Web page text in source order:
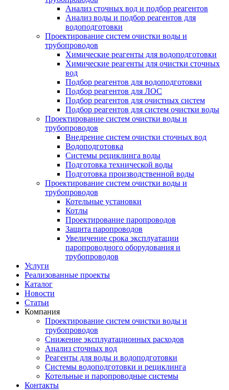
Анализ сточных вод и подбор реагентов
Анализ воды и подбор реагентов для
водоподготовки
Проектирование систем очистки воды и
трубопроводов
Химические реагенты для водоподготовки
Химические реагенты для очистки сточных
вод
Подбор реагентов для водоподготовки
Подбор реагентов для ЛОС
Подбор реагентов для очистных систем
Подбор реагентов для систем очистки воды
Проектирование систем очистки воды и
трубопроводов
Внедрение систем очистки сточных вод
Водоподготовка
Системы рециклинга воды
Подготовка технической воды
Подготовка производственной воды
Проектирование систем очистки воды и
трубопроводов
Котельные установки
Котлы
Проектирование паропроводов
Защита паропроводов
Увеличение срока эксплуатации
паропроводного оборудования и
трубопроводов
Услуги
Реализованные проекты
Каталог
Новости
Статьи
Компания
Проектирование систем очистки воды и
трубопроводов
Снижение эксплуатационных расходов
Анализ сточных вод
Реагенты для воды и водоподготовки
Системы водоподготовки и рециклинга
Котельные и паропроводные системы
Контакты